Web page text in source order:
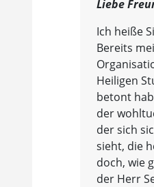
Liebe
Ich heiße
Bereits
Heiligen
betont
der
der sich
sieht, die
doch, wie
der Herr